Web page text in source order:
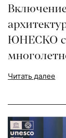
ЮНЕСКО
Читать далее